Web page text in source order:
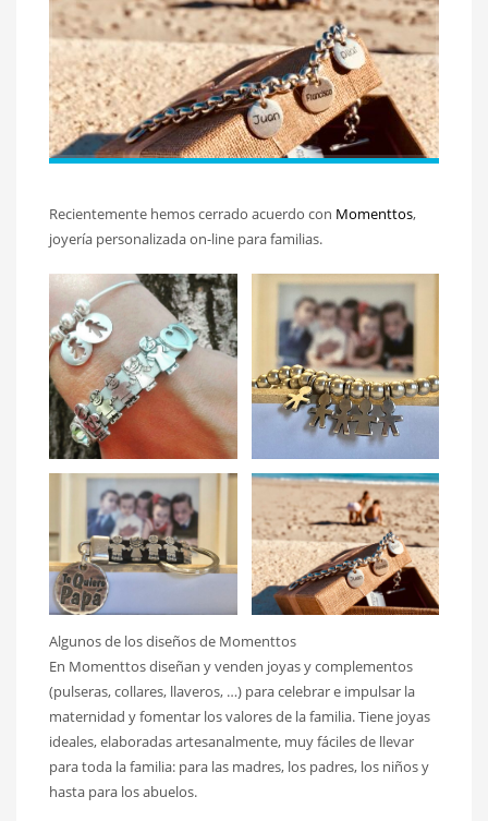
Recientemente hemos cerrado acuerdo con Momenttos,
joyería personalizada on-line para familias.
Algunos de los diseños de Momenttos
En Momenttos diseñan y venden joyas y complementos
(pulseras, collares, llaveros, …) para celebrar e impulsar la
maternidad y fomentar los valores de la familia. Tiene joyas
ideales, elaboradas artesanalmente, muy fáciles de llevar
para toda la familia: para las madres, los padres, los niños y
hasta para los abuelos.